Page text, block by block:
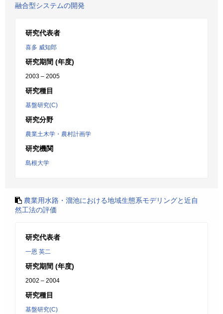
融合型システムの開発
研究代表者
喜多 威知郎
研究期間 (年度)
2003 – 2005
研究種目
基盤研究(C)
研究分野
農業土木学・農村計画学
研究機関
島根大学
農業用水路・溜池における地域生態系モデリングと近自
然工法の評価
研究代表者
一恩 英二
研究期間 (年度)
2002 – 2004
研究種目
基盤研究(C)